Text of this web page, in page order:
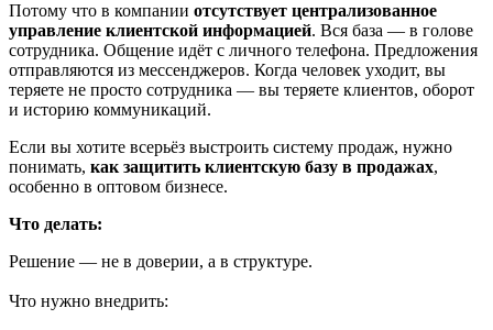
Потому что в компании отсутствует централизованное
управление клиентской информацией. Вся база — в голове
сотрудника. Общение идёт с личного телефона. Предложения
отправляются из мессенджеров. Когда человек уходит, вы
теряете не просто сотрудника — вы теряете клиентов, оборот
и историю коммуникаций.
Если вы хотите всерьёз выстроить систему продаж, нужно
понимать, как защитить клиентскую базу в продажах,
особенно в оптовом бизнесе.
Что делать:
Решение — не в доверии, а в структуре.
Что нужно внедрить: